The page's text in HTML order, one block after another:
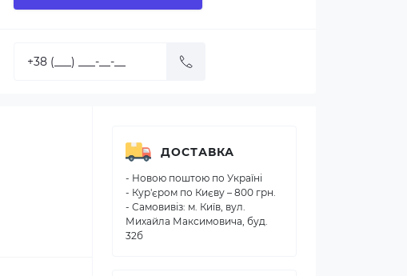
ДОСТАВКА
- Новою поштою по Україні
- Кур'єром по Києву – 800 грн.
- Самовивіз: м. Київ, вул.
Михайла Максимовича, буд.
32б